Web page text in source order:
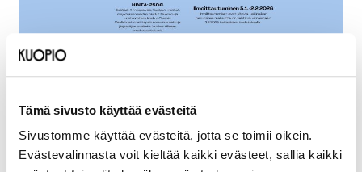
Tämä sivusto käyttää evästeitä
Sivustomme käyttää evästeitä, jotta se toimii oikein.
Evästevalinnasta voit kieltää kaikki evästeet, sallia kaikki
1.3.2026–4.3.2026